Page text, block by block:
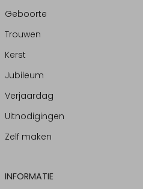
Geboorte
Trouwen
Kerst
Jubileum
Verjaardag
Uitnodigingen
Zelf maken
INFORMATIE